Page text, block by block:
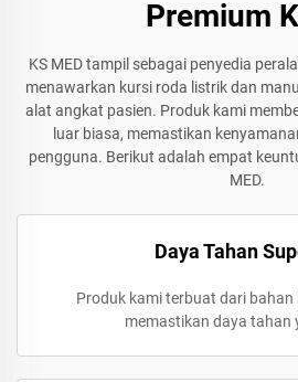
Premium
KS MED tampil sebagai penyedia
menawarkan kursi roda listrik dan
alat angkat pasien. Produk kami
luar biasa, memastikan
pengguna. Berikut adalah empat
MED.
Daya Tahan
Produk kami terbuat dari
memastikan daya tahan